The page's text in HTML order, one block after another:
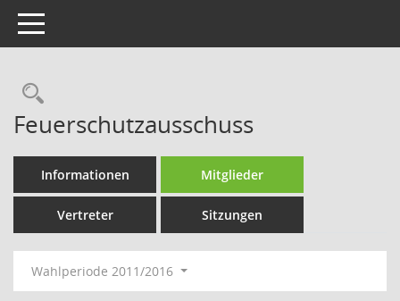
Toggle navigation
Rechercheauswahl
Feuerschutzausschuss
Informationen Mitglieder
Vertreter Sitzungen
Wahlperiode 2011/2016